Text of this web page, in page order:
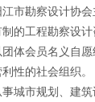
市勘察设计协
的工程勘察设
体会员名义自
性的社会组织。
城市规划、建